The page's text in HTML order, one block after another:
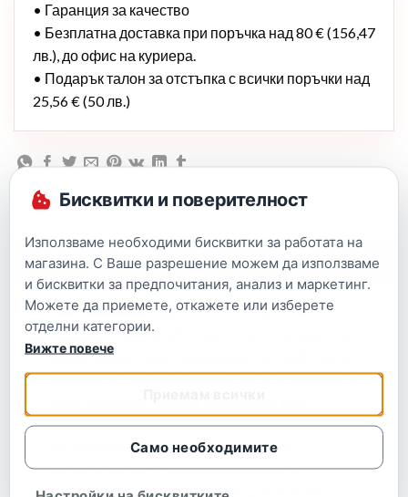
• Гаранция за качество
• Безплатна доставка при поръчка над 80 € (156,47
лв.), до офис на куриера.
• Подарък талон за отстъпка с всички поръчки над
25,56 € (50 лв.)
Описание
Запознайте се с удивителните магнити и
тяхната сила! Узнайте как те се използват – за
ориентиране сред природата, в устройствата,
чрез които слушаме музика, или в апаратите, с
отвътре. Ще разберете как действа
магнетизмът, като експериментирате с
магнитите и картонените елементи от
комплекта към книгата. Ще имате възможност
Бисквитки и поверителност
Използваме необходими бисквитки за работата на
магазина. С Ваше разрешение можем да използваме
и бисквитки за предпочитания, анализ и маркетинг.
Можете да приемете, откажете или изберете
отделни категории.
Само необходимите
Вижте повече